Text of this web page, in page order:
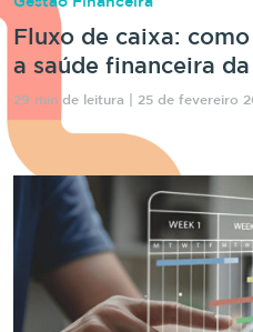
Fluxo de caixa:
a saúde financeira
29 min de leitura | 25 de fevereiro